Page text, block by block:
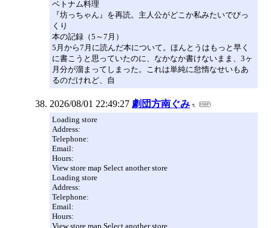
ベトナム料理
『坊っちゃん』を再読。主人公がどこか私みたいでびっ
くり
本の記録（5～7月）
5月から7月に読んだ本について。ほんとうはもっと早く
に書こうと思っていたのに、なかなか書けないまま、3ヶ
月分が溜まってしまった。これは単純に怠惰なせいもあ
るのだけれど、自
2026/08/01 22:49:27 劇団方南ぐみ
Loading store
Address:
Telephone:
Email:
Hours:
View store map Select another store
Loading store
Address:
Telephone:
Email:
Hours:
View store map Select another store